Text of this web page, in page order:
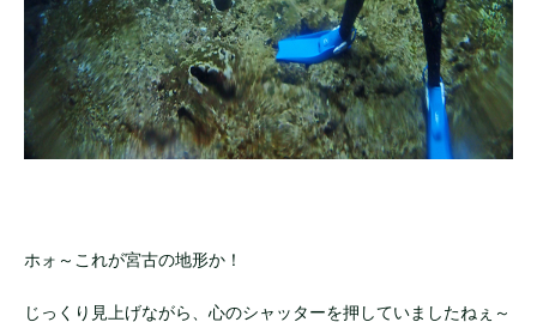
ホォ～これが宮古の地形か！
じっくり見上げながら、心のシャッターを押していましたねぇ～